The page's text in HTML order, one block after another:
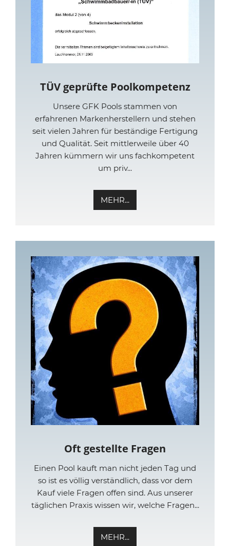
TÜV geprüfte Poolkompetenz
Unsere GFK Pools stammen von
erfahrenen Markenherstellern und stehen
seit vielen Jahren für beständige Fertigung
und Qualität. Seit mittlerweile über 40
Jahren kümmern wir uns fachkompetent
um priv...
MEHR...
Oft gestellte Fragen
Einen Pool kauft man nicht jeden Tag und
so ist es völlig verständlich, dass vor dem
Kauf viele Fragen offen sind. Aus unserer
täglichen Praxis wissen wir, welche Fragen...
MEHR...